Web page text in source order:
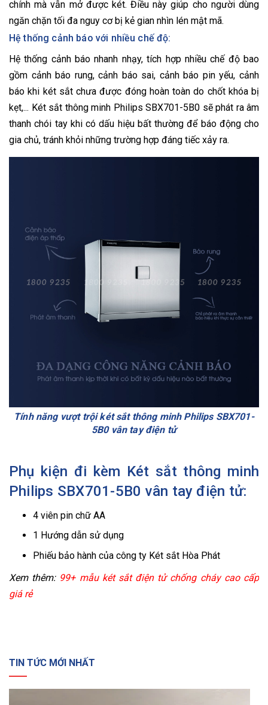
chính mà vẫn mở được két. Điều này giúp cho người dùng
ngăn chặn tối đa nguy cơ bị kẻ gian nhìn lén mật mã.
Hệ thống cảnh báo với nhiều chế độ:
Hệ thống cảnh báo nhanh nhạy, tích hợp nhiều chế độ bao
gồm cảnh báo rung, cảnh báo sai, cảnh báo pin yếu, cảnh
báo khi két sắt chưa được đóng hoàn toàn do chốt khóa bị
kẹt,... Két sắt thông minh Philips SBX701-5B0 sẽ phát ra âm
thanh chói tay khi có dấu hiệu bất thường để báo động cho
gia chủ, tránh khỏi những trường hợp đáng tiếc xảy ra.
Tính năng vượt trội két sắt thông minh Philips SBX701-
5B0 vân tay điện tử
Phụ kiện đi kèm Két sắt thông minh
Philips SBX701-5B0 vân tay điện tử:
4 viên pin chữ AA
1 Hướng dẫn sử dụng
Phiếu bảo hành của công ty Két sắt Hòa Phát
Xem thêm: 99+ mẫu két sắt điện tử chống cháy cao cấp
giá rẻ
TIN TỨC MỚI NHẤT